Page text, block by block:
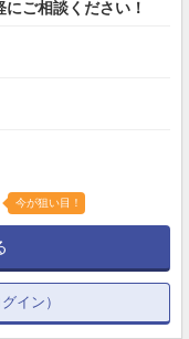
ご相談ください！
今が狙い目！
イン）